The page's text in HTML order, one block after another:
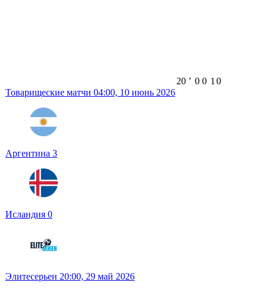
Товарищеские матчи 04:00, 10 июнь 2026
Аргентина 3
Исландия 0
20 ʼ 0 0 1 0
Элитесерьен 20:00, 29 май 2026